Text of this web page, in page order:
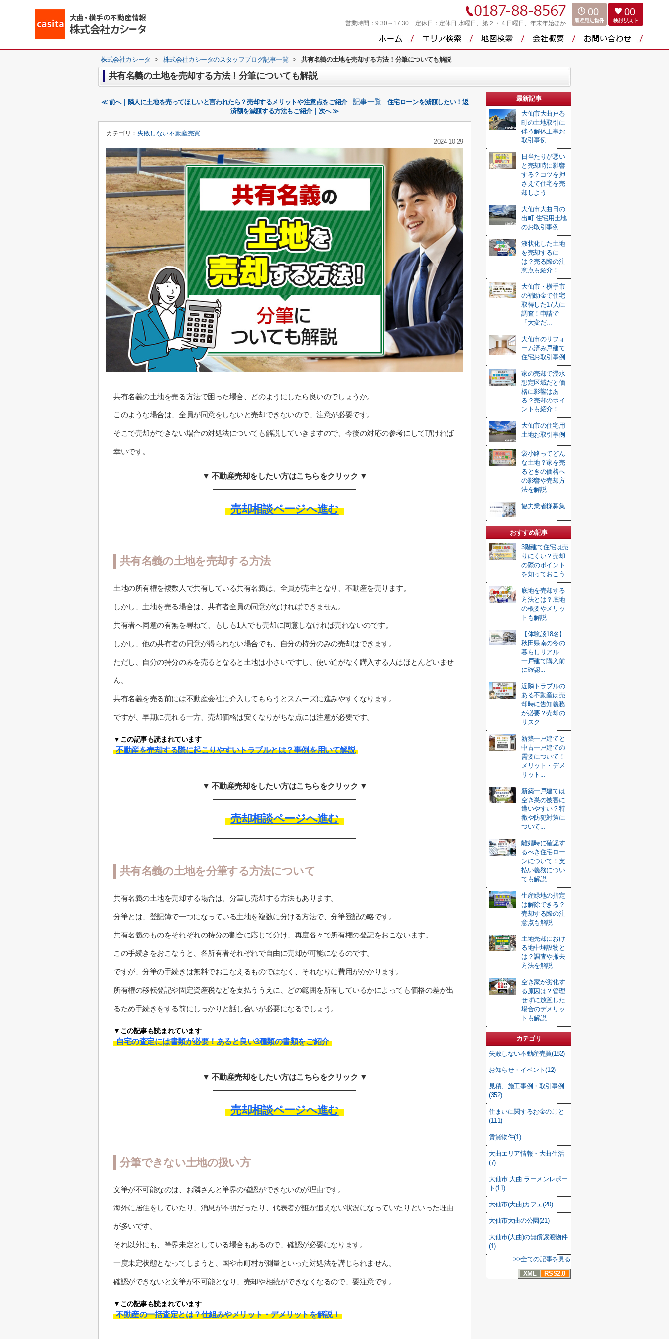
営業時間： 9:30～17:30 定休日： 定休日:水曜日、第２・４日曜日、年末年始ほか
00 00
株式会社カシータ > 株式会社カシータのスタッフブログ記事一覧 > 共有名義の土地を売却する方法！分筆についても解説
共有名義の土地を売却する方法！分筆についても解説
≪ 前へ｜隣人に土地を売ってほしいと言われたら？売却するメリットや注意点をご紹介 記事一覧
住宅ローンを減額したい！返
済額を減額する方法もご紹介｜次へ ≫
カテゴリ： 失敗しない不動産売買
2024-10-29
共有名義の土地を売る方法で困った場合、どのようにしたら良いのでしょうか。
このような場合は、全員が同意をしないと売却できないので、注意が必要です。
そこで売却ができない場合の対処法についても解説していきますので、今後の対応の参考にして頂ければ
幸いです。
▼ 不動産売却をしたい方はこちらをクリック ▼
売却相談ページへ進む
共有名義の土地を売却する方法
土地の所有権を複数人で共有している共有名義は、全員が売主となり、不動産を売ります。
しかし、土地を売る場合は、共有者全員の同意がなければできません。
共有者へ同意の有無を尋ねて、もしも1人でも売却に同意しなければ売れないのです。
しかし、他の共有者の同意が得られない場合でも、自分の持分のみの売却はできます。
ただし、自分の持分のみを売るとなると土地は小さいですし、使い道がなく購入する人はほとんどいませ
ん。
共有名義を売る前には不動産会社に介入してもらうとスムーズに進みやすくなります。
ですが、早期に売れる一方、売却価格は安くなりがちな点には注意が必要です。
▼この記事も読まれています
不動産を売却する際に起こりやすいトラブルとは？事例を用いて解説
▼ 不動産売却をしたい方はこちらをクリック ▼
売却相談ページへ進む
共有名義の土地を分筆する方法について
共有名義の土地を売却する場合は、分筆し売却する方法もあります。
分筆とは、登記簿で一つになっている土地を複数に分ける方法で、分筆登記の略です。
共有名義のものをそれぞれの持分の割合に応じて分け、再度各々で所有権の登記をおこないます。
この手続きをおこなうと、各所有者それぞれで自由に売却が可能になるのです。
ですが、分筆の手続きは無料でおこなえるものではなく、それなりに費用がかかります。
所有権の移転登記や固定資産税などを支払ううえに、どの範囲を所有しているかによっても価格の差が出
るため手続きをする前にしっかりと話し合いが必要になるでしょう。
▼この記事も読まれています
自宅の査定には書類が必要！あると良い3種類の書類をご紹介
▼ 不動産売却をしたい方はこちらをクリック ▼
売却相談ページへ進む
分筆できない土地の扱い方
文筆が不可能なのは、お隣さんと筆界の確認ができないのが理由です。
海外に居住をしていたり、消息が不明だったり、代表者が誰か追えない状況になっていたりといった理由
が多いです。
それ以外にも、筆界未定としている場合もあるので、確認が必要になります。
一度未定状態となってしまうと、国や市町村が測量といった対処法を講じられません。
確認ができないと文筆が不可能となり、売却や相続ができなくなるので、要注意です。
▼この記事も読まれています
不動産の一括査定とは？仕組みやメリット・デメリットを解説！
最新記事
大仙市大曲戸巻
町の土地取引に
伴う解体工事お
取引事例
日当たりが悪い
と売却時に影響
する？コツを押
さえて住宅を売
却しよう
大仙市大曲日の
出町 住宅用土地
のお取引事例
液状化した土地
を売却するに
は？売る際の注
意点も紹介！
大仙市・横手市
の補助金で住宅
取得した17人に
調査！申請で
「大変だ...
大仙市のリフォ
ーム済み戸建て
住宅お取引事例
家の売却で浸水
想定区域だと価
格に影響はあ
る？売却のポイ
ントも紹介！
大仙市の住宅用
土地お取引事例
袋小路ってどん
な土地？家を売
るときの価格へ
の影響や売却方
法を解説
協力業者様募集
おすすめ記事
3階建て住宅は売
りにくい？売却
の際のポイント
を知っておこう
底地を売却する
方法とは？底地
の概要やメリッ
トも解説
【体験談18名】
秋田県南の冬の
暮らしリアル｜
一戸建て購入前
に確認...
近隣トラブルの
ある不動産は売
却時に告知義務
が必要？売却の
リスク...
新築一戸建てと
中古一戸建ての
需要について！
メリット・デメ
リット...
新築一戸建ては
空き巣の被害に
遭いやすい？特
徴や防犯対策に
ついて...
離婚時に確認す
るべき住宅ロー
ンについて！支
払い義務につい
ても解説
生産緑地の指定
は解除できる？
売却する際の注
意点も解説
土地売却におけ
る地中埋設物と
は？調査や撤去
方法を解説
空き家が劣化す
る原因は？管理
せずに放置した
場合のデメリッ
トも解説
カテゴリ
失敗しない不動産売買(182)
お知らせ・イベント(12)
見積、施工事例・取引事例
(352)
住まいに関するお金のこと
(111)
賃貸物件(1)
大曲エリア情報・大曲生活
(7)
大仙市 大曲 ラーメンレポー
ト(11)
大仙市(大曲)カフェ(20)
大仙市大曲の公園(21)
大仙市(大曲)の無償譲渡物件
(1)
>>全ての記事を見る
XML
RSS2.0